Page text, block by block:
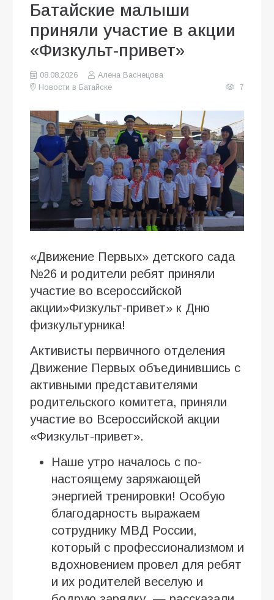
Батайские малыши
приняли участие в акции
«Физкульт-привет»
08.08.2026
Алена Васнецова
Новости в Батайске
7
«Движение Первых» детского сада
№26 и родители ребят приняли
участие во всероссийской
акции»Физкульт-привет» к Дню
физкультурника!
Активисты первичного отделения
Движение Первых объединившись с
активными представителями
родительского комитета, приняли
участие во Всероссийской акции
«Физкульт-привет».
Наше утро началось с по-
настоящему заряжающей
энергией тренировки! Особую
благодарность выражаем
сотруднику МВД России,
который с профессионализмом и
вдохновением провел для ребят
и их родителей веселую и